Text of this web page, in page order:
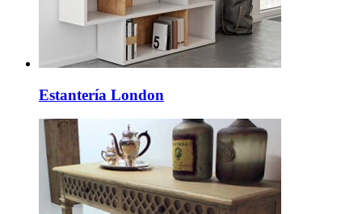
Estantería London